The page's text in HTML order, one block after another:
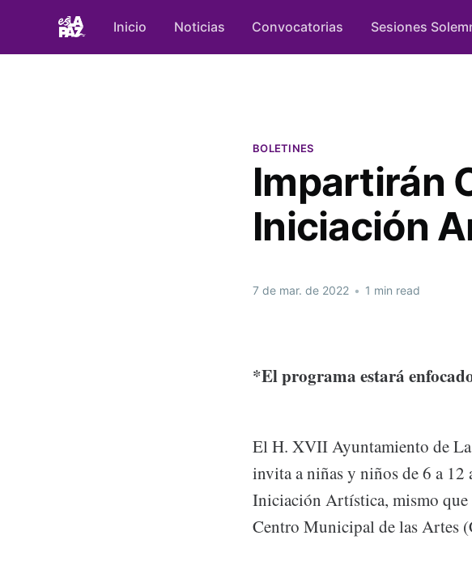
Inicio Noticias Convocatorias Sesiones
BOLETINES
Impartirán
Iniciación
7 de mar. de 2022 • 1 min read
*El programa estará
El H. XVII Ayuntamiento de
invita a niñas y niños de 6 a 12
Iniciación Artística, mismo que
Centro Municipal de las Artes